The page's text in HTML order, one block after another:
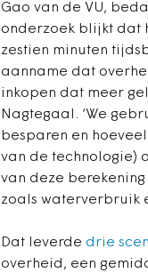
Gao van de VU,
onderzoek blijkt dat
zestien minuten
aanname dat
inkopen dat meer
Nagtegaal. ‘We
besparen en
van de technologie)
van deze
zoals waterverbruik
Dat leverde drie
overheid, een